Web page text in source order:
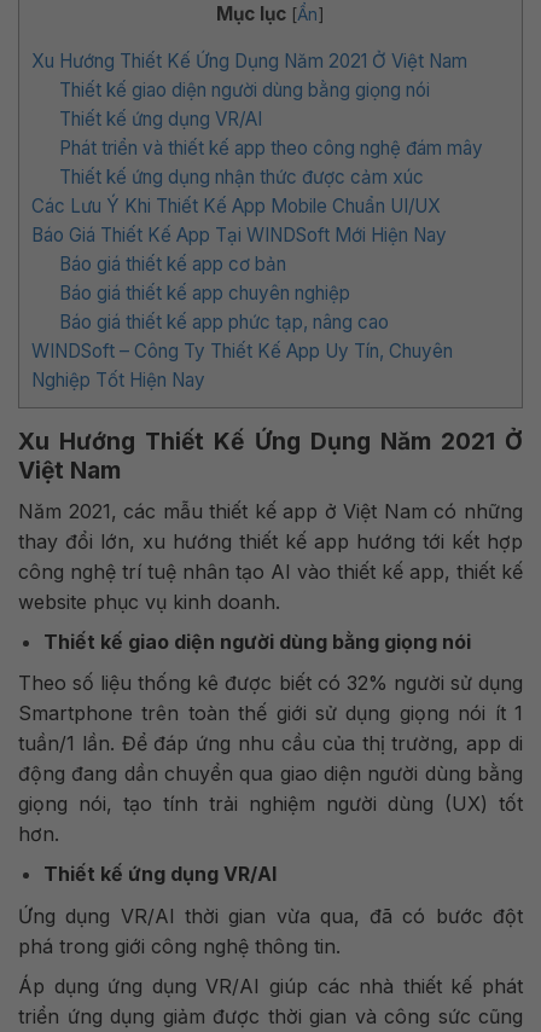
Mục lục [Ẩn]
Xu Hướng Thiết Kế Ứng Dụng Năm 2021 Ở Việt Nam
Thiết kế giao diện người dùng bằng giọng nói
Thiết kế ứng dụng VR/AI
Phát triển và thiết kế app theo công nghệ đám mây
Thiết kế ứng dụng nhận thức được cảm xúc
Các Lưu Ý Khi Thiết Kế App Mobile Chuẩn UI/UX
Báo Giá Thiết Kế App Tại WINDSoft Mới Hiện Nay
Báo giá thiết kế app cơ bản
Báo giá thiết kế app chuyên nghiệp
Báo giá thiết kế app phức tạp, nâng cao
WINDSoft – Công Ty Thiết Kế App Uy Tín, Chuyên
Nghiệp Tốt Hiện Nay
Xu Hướng Thiết Kế Ứng Dụng Năm 2021 Ở
Việt Nam
Năm 2021, các mẫu thiết kế app ở Việt Nam có những
thay đổi lớn, xu hướng thiết kế app hướng tới kết hợp
công nghệ trí tuệ nhân tạo AI vào thiết kế app, thiết kế
website phục vụ kinh doanh.
Thiết kế giao diện người dùng bằng giọng nói
Theo số liệu thống kê được biết có 32% người sử dụng
Smartphone trên toàn thế giới sử dụng giọng nói ít 1
tuần/1 lần. Để đáp ứng nhu cầu của thị trường, app di
động đang dần chuyển qua giao diện người dùng bằng
giọng nói, tạo tính trải nghiệm người dùng (UX) tốt
hơn.
Thiết kế ứng dụng VR/AI
Ứng dụng VR/AI thời gian vừa qua, đã có bước đột
phá trong giới công nghệ thông tin.
Áp dụng ứng dụng VR/AI giúp các nhà thiết kế phát
triển ứng dụng giảm được thời gian và công sức cũng